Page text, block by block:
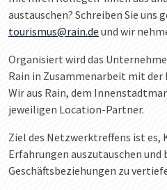
austauschen? Schreiben Sie uns
tourismus@rain.de und wir
Organisiert wird das
Rain in Zusammenarbeit mit
Wir aus Rain, dem
jeweiligen Location-Partner.
Ziel des Netzwerktreffens ist es,
Erfahrungen auszutauschen und
Geschäftsbeziehungen zu